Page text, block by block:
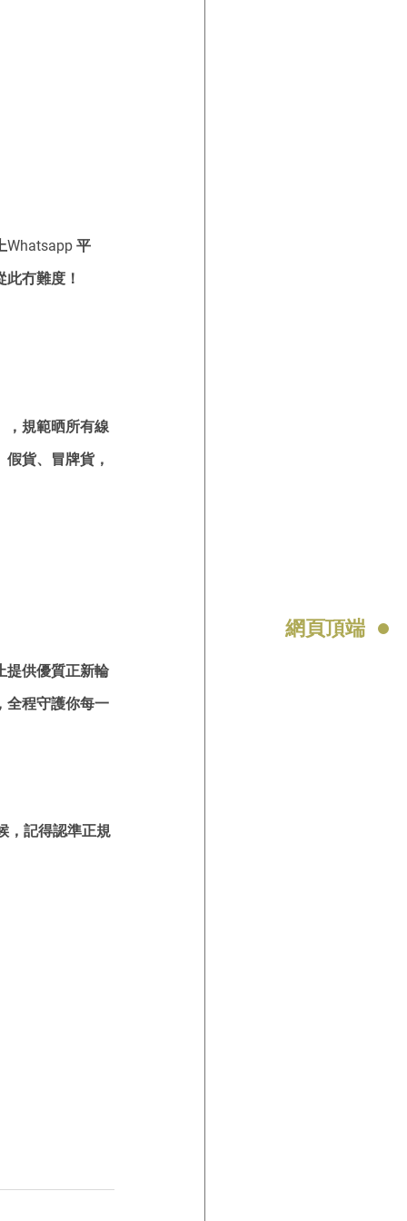
網頁頂端
Whatsapp 平
冇難度！
，規範晒所有線
貨、冒牌貨，
提供優質正新輪
全程守護你每一
，記得認準正規